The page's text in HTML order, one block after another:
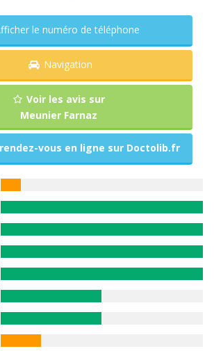
Afficher le numéro de téléphone
Navigation
Voir les avis sur
Meunier Farnaz
vous en ligne sur Doctolib.fr